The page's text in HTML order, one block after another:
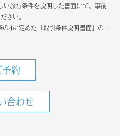
い旅行条件を説明した書面にて、事前
さい。
の4に定めた「取引条件説明書面」の一
予約
合わせ